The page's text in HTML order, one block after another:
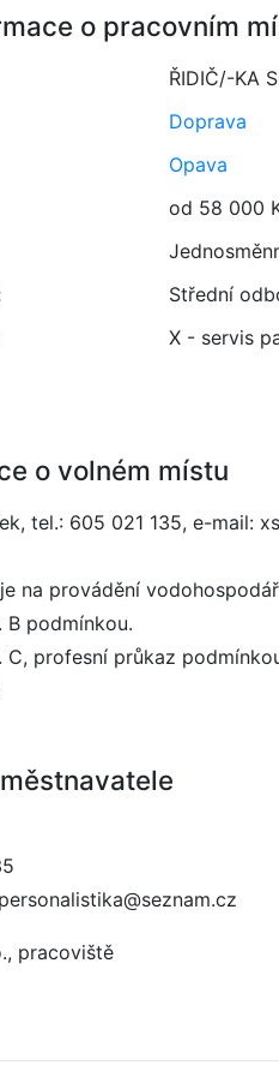
o pracovním
ŘIDIČ/-KA
Doprava
Opava
od 58 000
Střední
X - servis
o volném místu
tel.: 605 021 135, e-mail:
na provádění
B podmínkou.
C, profesní průkaz
pracoviště